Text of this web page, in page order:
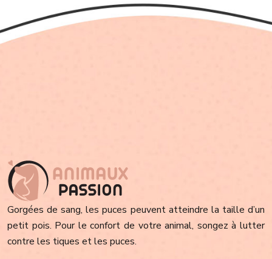
Gorgées de sang, les puces peuvent atteindre la taille d’un
petit pois. Pour le confort de votre animal, songez à lutter
contre les tiques et les puces.